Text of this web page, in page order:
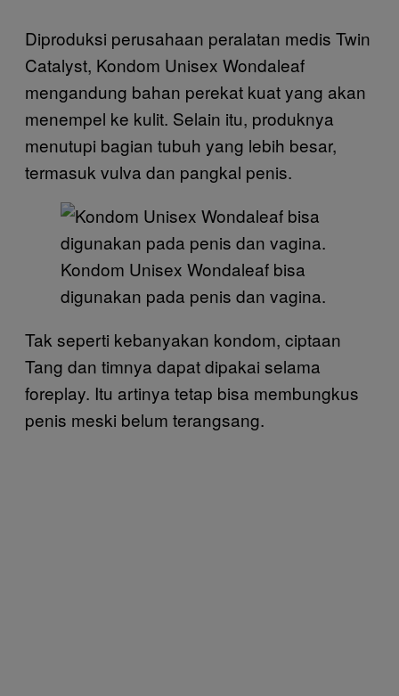
Diproduksi perusahaan peralatan medis Twin
Catalyst, Kondom Unisex Wondaleaf
mengandung bahan perekat kuat yang akan
menempel ke kulit. Selain itu, produknya
menutupi bagian tubuh yang lebih besar,
termasuk vulva dan pangkal penis.
Kondom Unisex Wondaleaf bisa
digunakan pada penis dan vagina.
Tak seperti kebanyakan kondom, ciptaan
Tang dan timnya dapat dipakai selama
foreplay. Itu artinya tetap bisa membungkus
penis meski belum terangsang.